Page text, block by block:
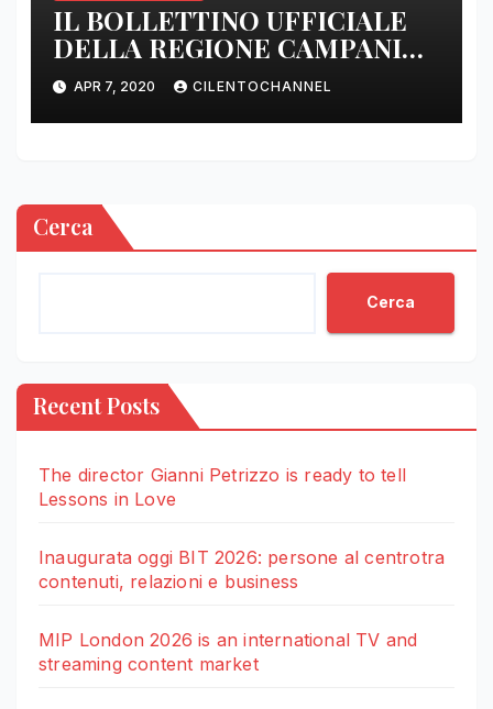
IL BOLLETTINO UFFICIALE
DELLA REGIONE CAMPANIA
DELLE ORE 22.00
APR 7, 2020 CILENTOCHANNEL
Cerca
Cerca
Recent Posts
The director Gianni Petrizzo is ready to tell
Lessons in Love
Inaugurata oggi BIT 2026: persone al centrotra
contenuti, relazioni e business
MIP London 2026 is an international TV and
streaming content market